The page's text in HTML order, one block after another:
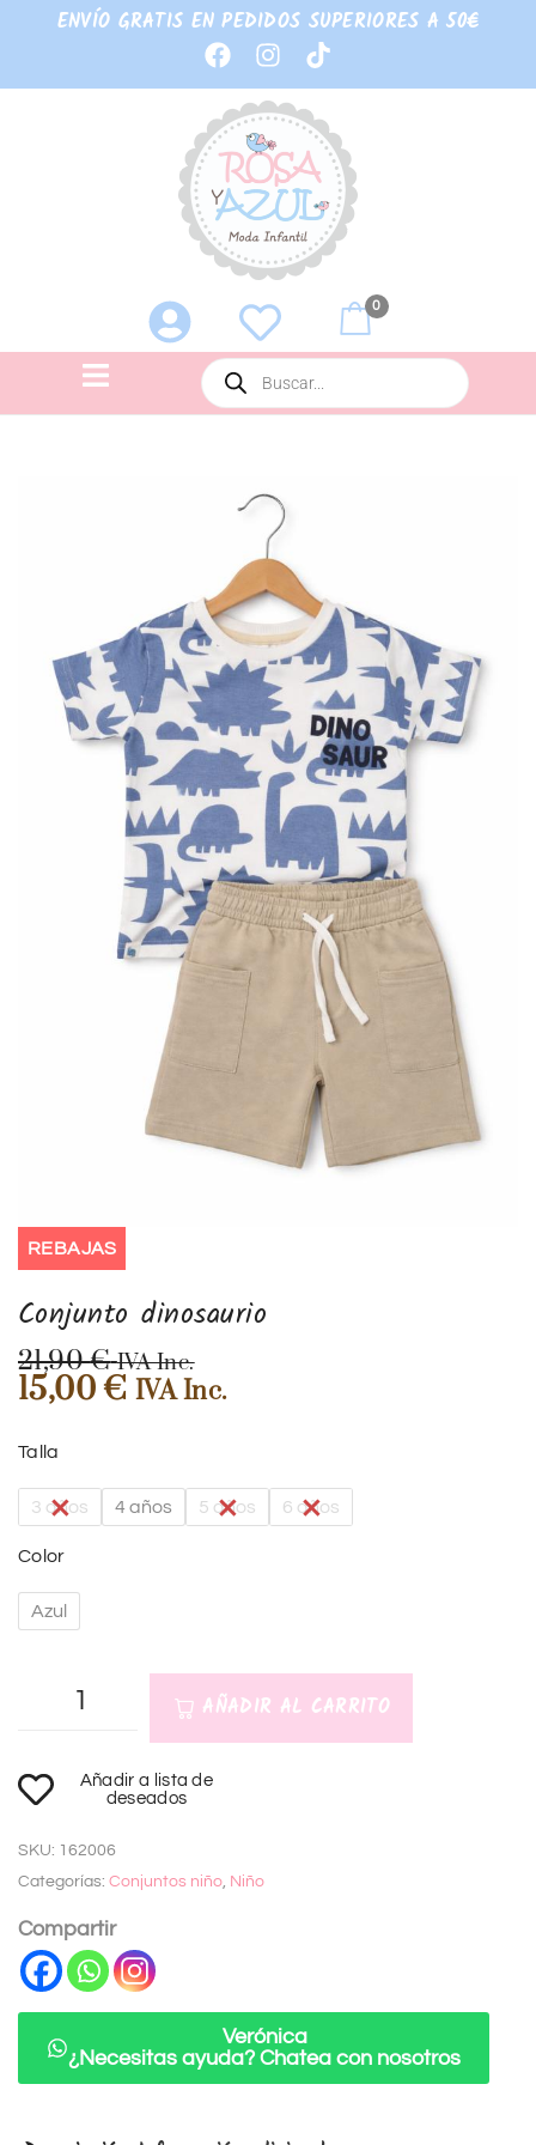
ENVÍO GRATIS EN PEDIDOS SUPERIORES A 50€
0
REBAJAS
Conjunto dinosaurio
21,90€ IVA Inc.
15,00€ IVA Inc.
Talla
3 años 4 años 5 años 6 años
Color
Azul
AÑADIR AL CARRITO
l
e
r
n
a
Añadir a lista de
deseados
SKU: 162006
Categorías: Conjuntos niño, Niño
Compartir
Verónica
¿Necesitas ayuda? Chatea con nosotros